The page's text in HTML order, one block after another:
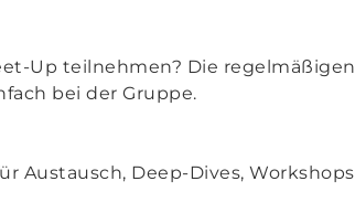
Up teilnehmen? Die regelmäßigen
bei der Gruppe.
Austausch, Deep-Dives, Workshops